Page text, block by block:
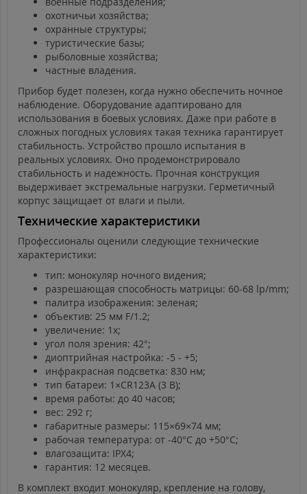
охотничьи хозяйства;
охранные структуры;
туристические базы;
рыболовные хозяйства;
частные владения.
Прибор будет полезен, когда нужно обеспечить ночное
наблюдение. Оборудование адаптировано для
использования в боевых условиях. Даже при работе в
сложных погодных условиях такая техника гарантирует
стабильность. Устройство прошло испытания в
реальных условиях. Оно продемонстрировало
стабильность и надежность. Прочная конструкция
выдерживает экстремальные нагрузки. Герметичный
корпус защищает от влаги и пыли.
Технические характеристики
Профессионалы оценили следующие технические
характеристики:
тип: монокуляр ночного видения;
разрешающая способность матрицы: 60-68 lp/mm;
палитра изображения: зеленая;
объектив: 25 мм F/1.2;
увеличение: 1x;
угол поля зрения: 42°;
диоптрийная настройка: -5 - +5;
инфракрасная подсветка: 830 нм;
тип батареи: 1×CR123A (3 В);
время работы: до 40 часов;
вес: 292 г;
габаритные размеры: 115×69×74 мм;
рабочая температура: от -40°C до +50°C;
влагозащита: IPX4;
гарантия: 12 месяцев.
В комплект входит монокуляр, крепление на голову,